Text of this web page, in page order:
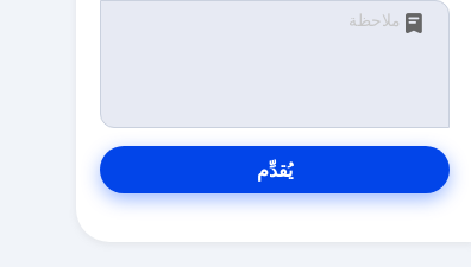
يُقدِّم